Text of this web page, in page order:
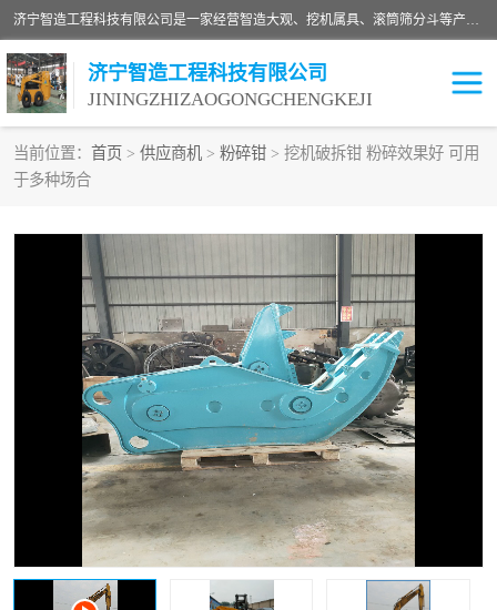
济宁智造工程科技有限公司是一家经营智造大观、挖机属具、滚筒筛分斗等产品的滑移装载机厂家。济宁智造工程科技有限公司奉行以质量赢得用户，诚信为本，互利共赢的宗旨，依靠雄厚的技术力量，科学的管理制度，先进的加工检测设备，始终坚持以客户为中心，免费咨询！
济宁智造工程科技有限公司
JININGZHIZAOGONGCHENGKEJI
当前位置： 首页 > 供应商机 > 粉碎钳 > 挖机破拆钳 粉碎效果好 可用
于多种场合
振动夯
铣挖机 移动破碎机
滚筒筛分斗 粉碎钳
液压剪 土壤修复
铣刨机 开沟机
伐木机 破碎机
打桩机 压路机
枕木机 滑移装载机